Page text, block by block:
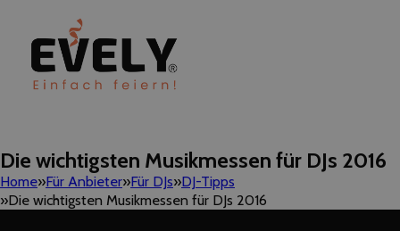
Die wichtigsten Musikmessen für DJs 2016
Home Für Anbieter Für DJs DJ-Tipps
Die wichtigsten Musikmessen für DJs 2016